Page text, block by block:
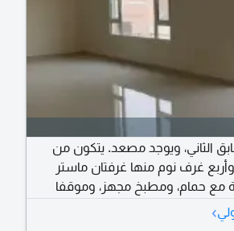
الثاني، ويوجد مصعد. يتكون من
غرف نوم منها غرفتان ماستر
مع حمام، ومطبخ مجهز، وموقفا
›